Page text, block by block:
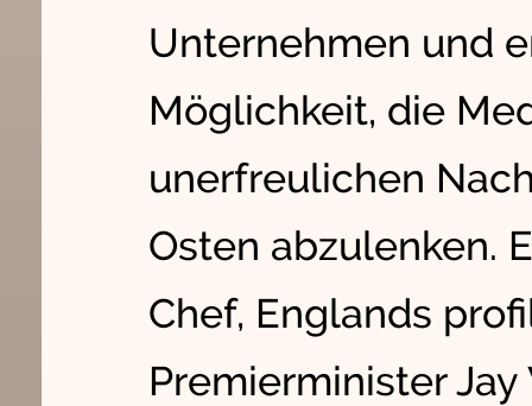
Unternehmen und
Möglichkeit, die
unerfreulichen
Osten abzulenken.
Chef, Englands
Premierminister